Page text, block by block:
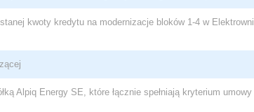
kwoty kredytu na modernizacje bloków 1-4 w Elektrowni
Alpiq Energy SE, które łącznie spełniają kryterium umowy